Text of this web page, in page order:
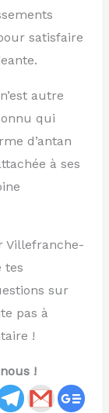
satisfaire
autre
qui
d’antan
à ses
Villefranche-
tes
sur
pas à
!
!